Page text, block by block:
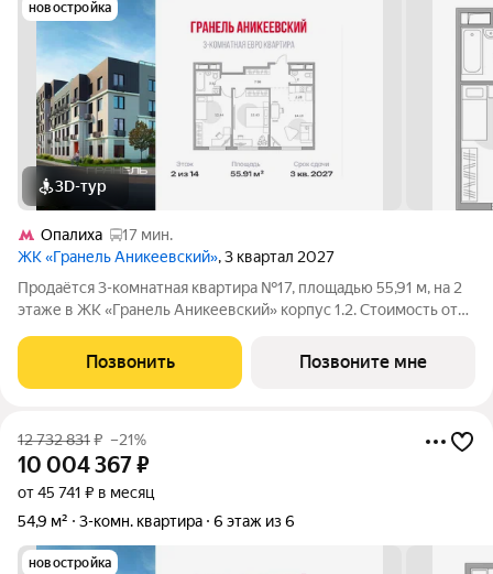
новостройка
3D-тур
Опалиха
17 мин.
ЖК «Гранель Аникеевский», 3 квартал 2027
Продаётся 3-комнатная квартира №17, площадью 55,91 м, на 2
этаже в ЖК «Гранель Аникеевский» корпус 1.2. Стоимость от
односторонняя, окна во двор. Проект расположился в
экологически чистом районе
Позвонить Позвоните мне
12 732 831₽ –21%
10 004 367₽
от 45 741 ₽ в месяц
54,9 м²
3-комн. квартира 6 этаж из 6
новостройка